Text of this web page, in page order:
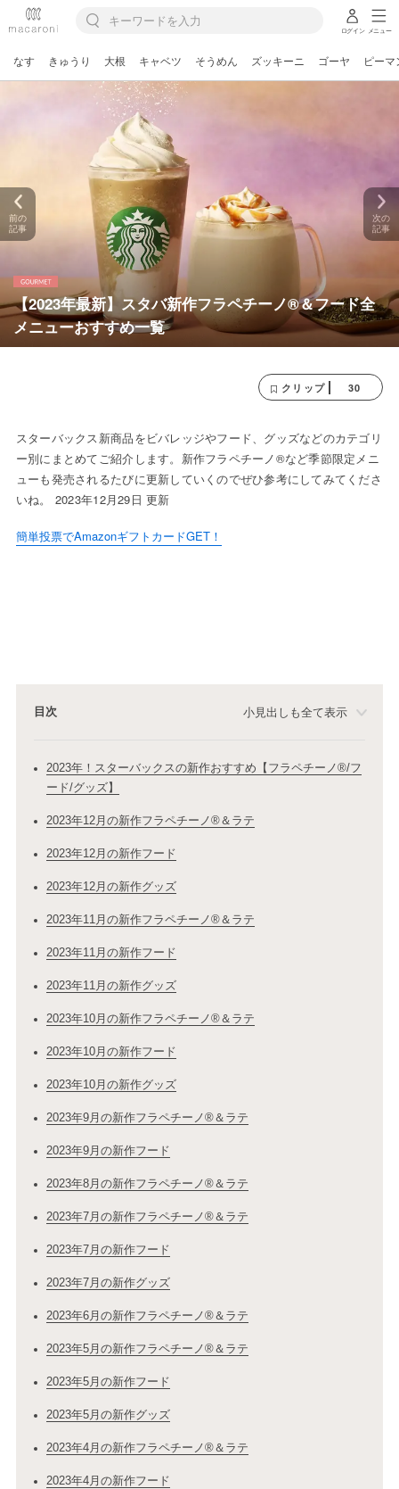
ログイン メニュー
なす きゅうり 大根 キャベツ そうめん ズッキーニ ゴーヤ ピーマ
【2023年最新】スタバ新作フラペチーノ®＆フード全
メニューおすすめ一覧
前の
記事
次の
記事
クリップ 30
スターバックス新商品をビバレッジやフード、グッズなどのカテゴリ
ー別にまとめてご紹介します。新作フラペチーノ®など季節限定メニ
ューも発売されるたびに更新していくのでぜひ参考にしてみてくださ
いね。 2023年12月29日 更新
簡単投票でAmazonギフトカードGET！
目次 小見出しも全て表示
2023年！スターバックスの新作おすすめ【フラペチーノ®/フ
ード/グッズ】
2023年12月の新作フラペチーノ®＆ラテ
2023年12月の新作フード
2023年12月の新作グッズ
2023年11月の新作フラペチーノ®＆ラテ
2023年11月の新作フード
2023年11月の新作グッズ
2023年10月の新作フラペチーノ®＆ラテ
2023年10月の新作フード
2023年10月の新作グッズ
2023年9月の新作フラペチーノ®＆ラテ
2023年9月の新作フード
2023年8月の新作フラペチーノ®＆ラテ
2023年7月の新作フラペチーノ®＆ラテ
2023年7月の新作フード
2023年7月の新作グッズ
2023年6月の新作フラペチーノ®＆ラテ
2023年5月の新作フラペチーノ®＆ラテ
2023年5月の新作フード
2023年5月の新作グッズ
2023年4月の新作フラペチーノ®＆ラテ
2023年4月の新作フード